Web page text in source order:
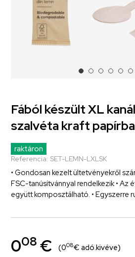
Fából készült XL
szalvéta kraft
raktáron
Referencia: SET-LEMN-LXLSK
• Gondosan kezelt ültetvényekről
FSC-tanúsítvánnyal rendelkezik • Az
együtt komposztálható. • Egyszerre
008 € (008€ adó.kivéve)